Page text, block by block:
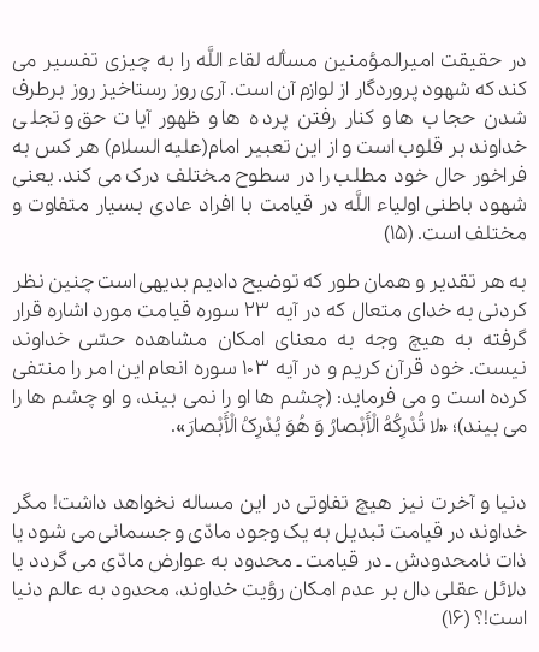
در حقیقت امیرالمؤمنین مسأله لقاء اللَّه را به چیزی تفسیر می
کند که شهود پروردگار از لوازم آن است. آری روز رستاخیز روز برطرف
شدن حجاب ها و کنار رفتن پرده ها و ظهور آیات حق و تجلی
خداوند بر قلوب است و از این تعبیر امام(علیه السلام) هر کس به
فراخور حال خود مطلب را در سطوح مختلف درک می کند. یعنی
شهود باطنی اولیاء اللَّه در قیامت با افراد عادی بسیار متفاوت و
مختلف است. (۱۵)
به هر تقدیر و همان طور که توضیح دادیم بدیهی است چنین نظر
کردنی به خدای متعال که در آیه ۲۳ سوره قیامت مورد اشاره قرار
گرفته به هیچ وجه به معنای امکان مشاهده حسّی خداوند
نیست. خود قرآن کریم و در آیه ۱۰۳ سوره انعام این امر را منتفی
کرده است و می فرماید: (چشم ها او را نمی بیند، و او چشم ها را
می بیند)؛ «لا تُدْرِکُهُ الْأَبْصارُ وَ هُوَ یُدْرِکُ الْأَبْصارَ».
دنیا و آخرت نیز هیچ تفاوتی در این مساله نخواهد داشت! مگر
خداوند در قیامت تبدیل به یک وجود مادّی و جسمانی می شود یا
ذات نامحدودش ـ در قیامت ـ محدود به عوارض مادّی می گردد یا
دلائل عقلی دال بر عدم امکان رؤیت خداوند، محدود به عالم دنیا
است!؟ (۱۶)